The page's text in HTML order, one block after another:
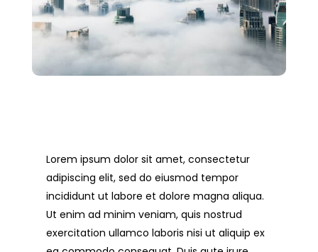
Lorem ipsum dolor sit amet, consectetur
adipiscing elit, sed do eiusmod tempor
incididunt ut labore et dolore magna aliqua.
Ut enim ad minim veniam, quis nostrud
exercitation ullamco laboris nisi ut aliquip ex